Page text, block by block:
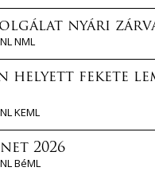
nyári
NML
helyett fekete
KEML
2026
BéML